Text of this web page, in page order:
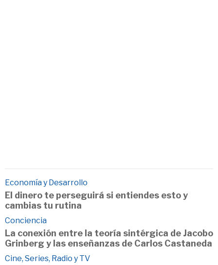
Economía y Desarrollo
El dinero te perseguirá si entiendes esto y
cambias tu rutina
Conciencia
La conexión entre la teoría sintérgica de Jacobo
Grinberg y las enseñanzas de Carlos Castaneda
Cine, Series, Radio y TV